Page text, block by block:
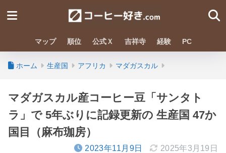
マップ 順位 公式Ｘ 吉祥寺 経験 PC
ホーム 生産国 アフリカ マダガスカル
マダガスカル産コーヒー豆「サンタト
ラ」で 5年ぶりに記録更新の 生産国 47か
国目（麻布珈房）
2023年11月9日
2025年3月19日